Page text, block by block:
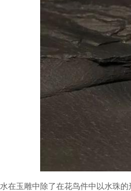
水在玉雕中除了在花鸟件中以水珠